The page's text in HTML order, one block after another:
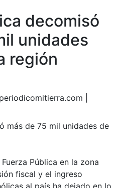
decomisó
unidades
región
|
Pública en la zona
fiscal y el ingreso